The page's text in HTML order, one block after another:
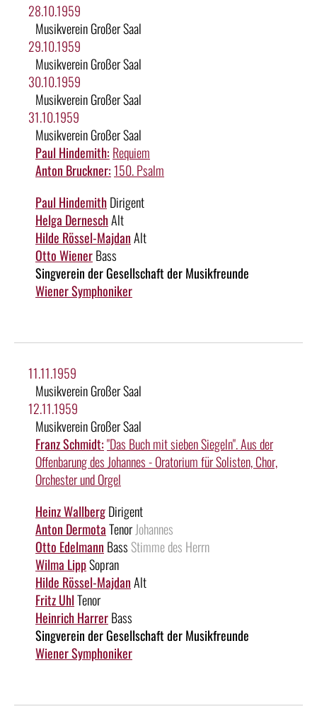
28.10.1959
Musikverein Großer Saal
29.10.1959
Musikverein Großer Saal
30.10.1959
Musikverein Großer Saal
31.10.1959
Musikverein Großer Saal
Paul Hindemith: Requiem
Anton Bruckner:150. Psalm
Paul HindemithDirigent
Helga DerneschAlt
Hilde Rössel-MajdanAlt
Otto WienerBass
Singverein der Gesellschaft der Musikfreunde
Wiener Symphoniker
11.11.1959
Musikverein Großer Saal
12.11.1959
Musikverein Großer Saal
Franz Schmidt:"Das Buch mit sieben Siegeln". Aus der
Offenbarung des Johannes - Oratorium für Solisten, Chor,
Orchester und Orgel
Heinz WallbergDirigent
Anton DermotaTenor Johannes
Otto Edelmann Bass Stimme des Herrn
Wilma LippSopran
Hilde Rössel-MajdanAlt
Fritz UhlTenor
Heinrich HarrerBass
Singverein der Gesellschaft der Musikfreunde
Wiener Symphoniker